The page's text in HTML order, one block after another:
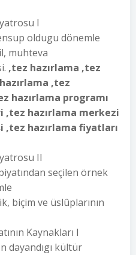
I
oldugu dönemle
muhteva
,tez hazırlama ,tez
,tez
hazırlama programı
hazırlama merkezi
,tez hazırlama fiyatları
II
seçilen örnek
biçim ve üslûplarının
Kaynakları I
dayandıgı kültür